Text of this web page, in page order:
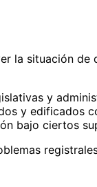
la situación
y
y edificados
bajo ciertos